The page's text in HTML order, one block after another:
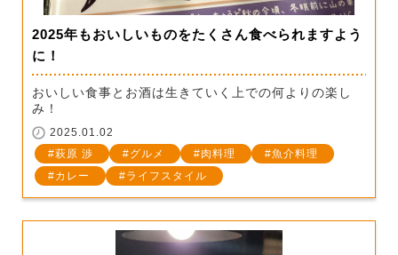
2025年もおいしいものをたくさん食べられますよう
に！
おいしい食事とお酒は生きていく上での何よりの楽し
み！
2025.01.02
萩原 渉
グルメ 肉料理
魚介料理
カレー
ライフスタイル